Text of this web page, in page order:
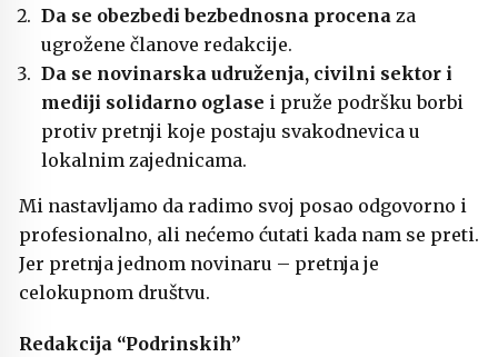
Da se obezbedi bezbednosna procena za
ugrožene članove redakcije.
Da se novinarska udruženja, civilni sektor i
mediji solidarno oglase i pruže podršku borbi
protiv pretnji koje postaju svakodnevica u
lokalnim zajednicama.
Mi nastavljamo da radimo svoj posao odgovorno i
profesionalno, ali nećemo ćutati kada nam se preti.
Jer pretnja jednom novinaru – pretnja je
celokupnom društvu.
Redakcija “Podrinskih”